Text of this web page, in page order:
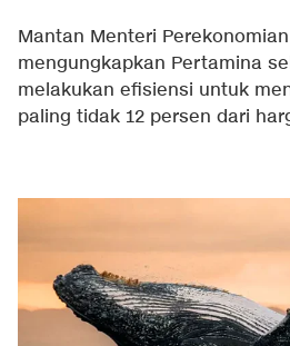
Mantan Menteri
mengungkapkan Pertamina
melakukan efisiensi untuk
paling tidak 12 persen dari